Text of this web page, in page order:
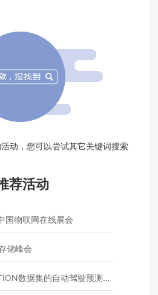
动，您可以尝试其它关键词搜索
荐活动
国物联网在线展会
储峰会
据集的自动驾驶预测模型挑战赛